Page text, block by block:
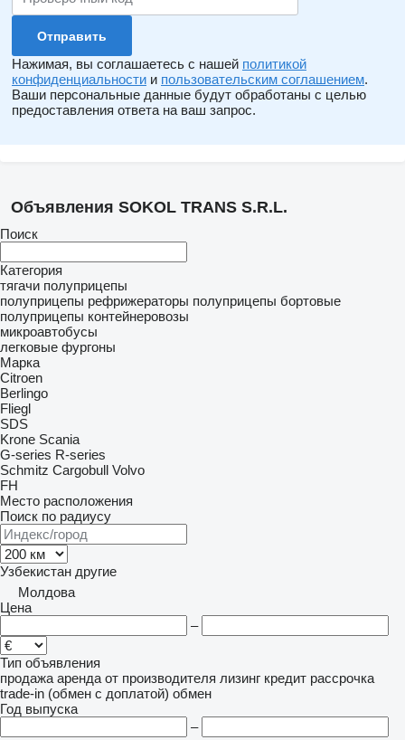
Нажимая, вы соглашаетесь с нашей политикой
конфиденциальности и пользовательским соглашением.
Ваши персональные данные будут обработаны с целью
предоставления ответа на ваш запрос.
Объявления SOKOL TRANS S.R.L.
Поиск
Категория
тягачи полуприцепы
полуприцепы рефрижераторы полуприцепы бортовые
полуприцепы контейнеровозы
микроавтобусы
легковые фургоны
Марка
Citroen
Berlingo
Fliegl
SDS
Krone Scania
G-series R-series
Schmitz Cargobull Volvo
FH
Место расположения
Поиск по радиусу
Узбекистан другие
Молдова
Цена
–
Тип объявления
продажа аренда от производителя лизинг кредит рассрочка
trade-in (обмен с доплатой) обмен
Год выпуска
–